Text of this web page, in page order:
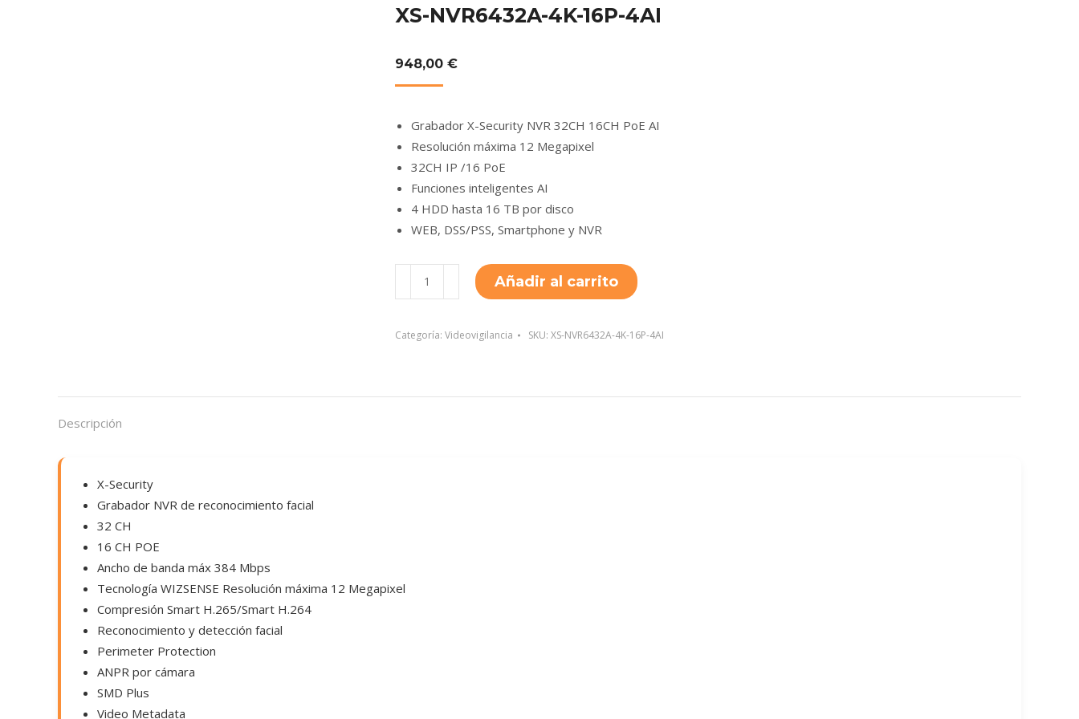
XS-NVR6432A-4K-16P-4AI
948,00 €
Grabador X-Security NVR 32CH 16CH PoE AI
Resolución máxima 12 Megapixel
32CH IP /16 PoE
Funciones inteligentes AI
4 HDD hasta 16 TB por disco
WEB, DSS/PSS, Smartphone y NVR
NVR6432A-
16P-
Añadir al carrito
Categoría: Videovigilancia SKU: XS-NVR6432A-4K-16P-4AI
Descripción
X-Security
Grabador NVR de reconocimiento facial
32 CH
16 CH POE
Ancho de banda máx 384 Mbps
Tecnología WIZSENSE Resolución máxima 12 Megapixel
Compresión Smart H.265/Smart H.264
Reconocimiento y detección facial
Perimeter Protection
ANPR por cámara
SMD Plus
Video Metadata